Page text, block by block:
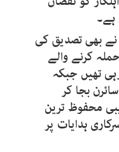
ہے۔
بھی تصدیق کی
کرنے والے
تھیں جبکہ
بجا کر
محفوظ ترین
ہدایات پر